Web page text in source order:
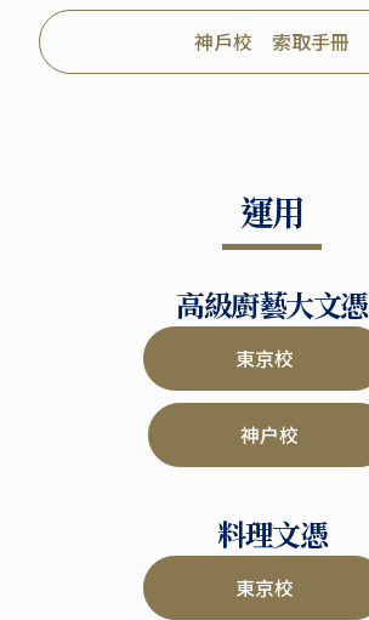
神戶校 索取手冊
運用
高級廚藝大文憑
東京校
神户校
料理文憑
東京校